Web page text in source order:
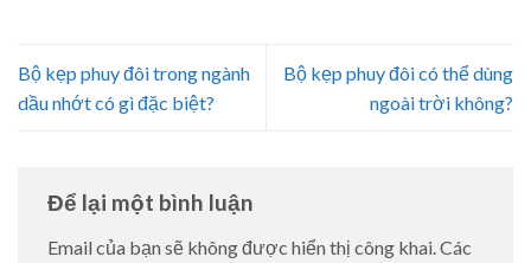
Bộ kẹp phuy đôi trong ngành
dầu nhớt có gì đặc biệt?
Bộ kẹp phuy đôi có thể dùng
ngoài trời không?
Để lại một bình luận
Email của bạn sẽ không được hiển thị công khai.Các